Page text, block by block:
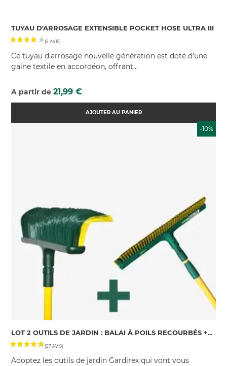
TUYAU D'ARROSAGE EXTENSIBLE POCKET HOSE ULTRA III
Ce tuyau d'arrosage nouvelle génération est doté d'une
gaine textile en accordéon, offrant...
Prix
A partir de21,99 €
AJOUTER AU PANIER
LOT 2 OUTILS DE JARDIN : BALAI À POILS RECOURBÉS +...
Adoptez les outils de jardin Gardirex qui vont vous
-10%